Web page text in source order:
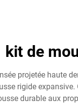
kit de
projetée haute
rigide
durable aux